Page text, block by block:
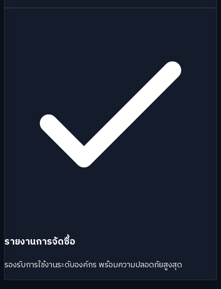
รายงานการจัดซื้อ
รองรับการใช้งานระดับองค์กร พร้อมความปลอดภัยสูงสุด